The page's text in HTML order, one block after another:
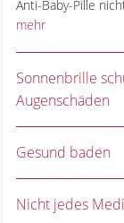
Anti-Baby-Pille
mehr
Sonnenbrille
Augenschäden
Gesund baden
Nicht jedes